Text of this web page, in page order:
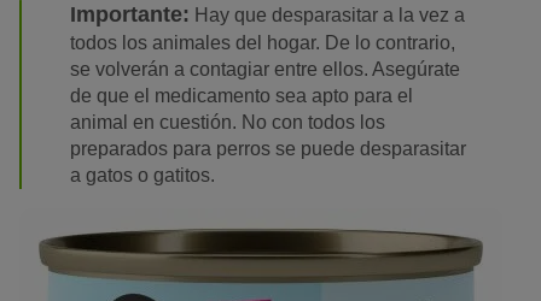
Importante: Hay que desparasitar a la vez a
todos los animales del hogar. De lo contrario,
se volverán a contagiar entre ellos. Asegúrate
de que el medicamento sea apto para el
animal en cuestión. No con todos los
preparados para perros se puede desparasitar
a gatos o gatitos.